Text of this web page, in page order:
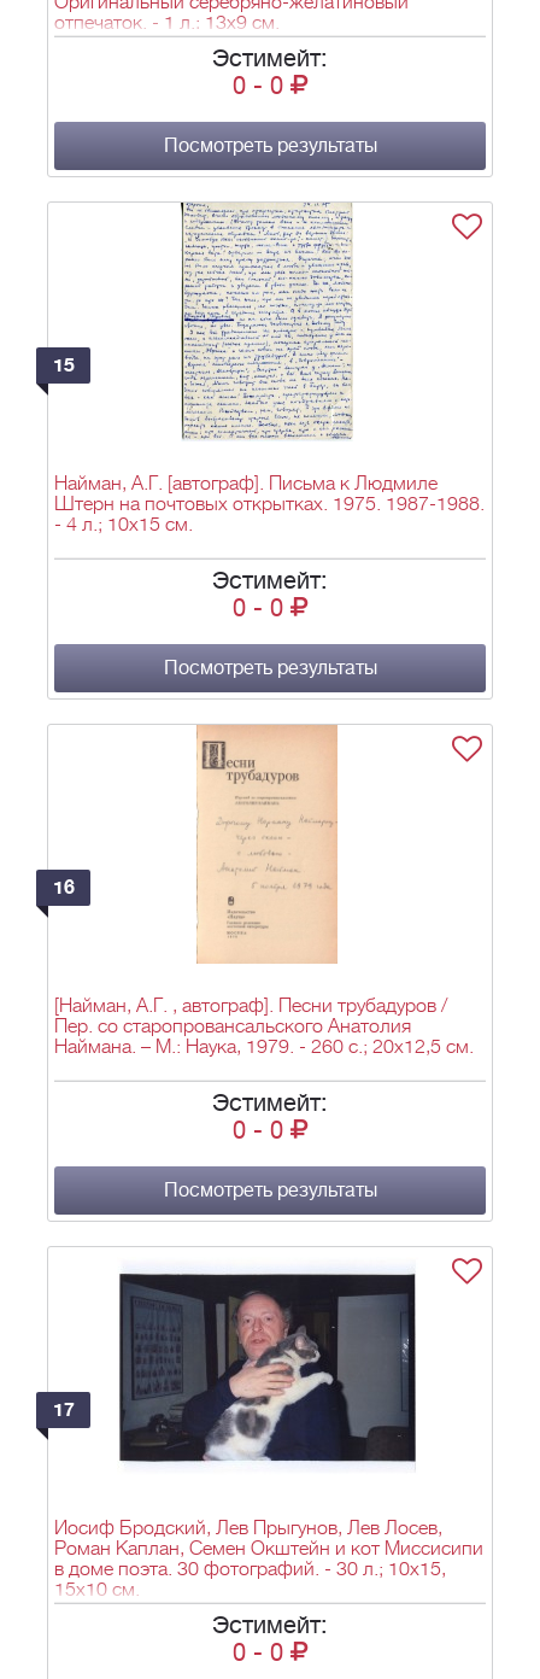
отпечаток. - 1 л.; 13х9 см.
Эстимейт:
0 - 0
Посмотреть результаты
15
Найман, А.Г. [автограф]. Письма к Людмиле
Штерн на почтовых открытках. 1975. 1987-1988.
- 4 л.; 10x15 см.
Эстимейт:
0 - 0
Посмотреть результаты
16
[Найман, А.Г. , автограф]. Песни трубадуров /
Пер. со старопровансальского Анатолия
Наймана. – М.: Наука, 1979. - 260 с.; 20x12,5 см.
Эстимейт:
0 - 0
Посмотреть результаты
17
Иосиф Бродский, Лев Прыгунов, Лев Лосев,
Роман Каплан, Семен Окштейн и кот Миссисипи
в доме поэта. 30 фотографий. - 30 л.; 10х15,
15х10 см.
Эстимейт:
0 - 0